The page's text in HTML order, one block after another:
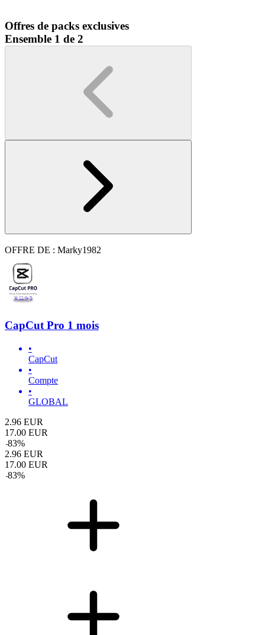
Offres de packs exclusives
Ensemble 1 de 2
OFFRE DE : Marky1982
CapCut Pro 1 mois
•
CapCut
•
Compte
•
GLOBAL
2.96 EUR
17.00 EUR
-83%
2.96 EUR
17.00 EUR
-83%